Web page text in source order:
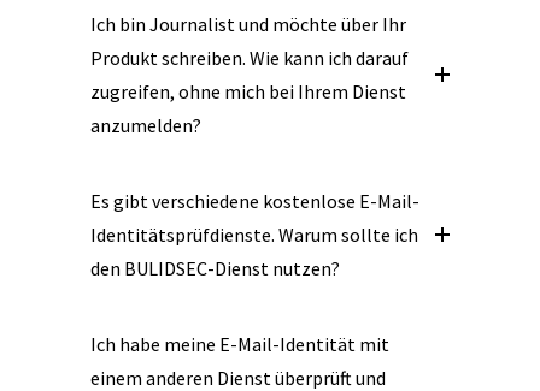
Ich bin Journalist und möchte über Ihr
Produkt schreiben. Wie kann ich darauf
zugreifen, ohne mich bei Ihrem Dienst
anzumelden?
Es gibt verschiedene kostenlose E-Mail-
Identitätsprüfdienste. Warum sollte ich
den BULIDSEC-Dienst nutzen?
Ich habe meine E-Mail-Identität mit
einem anderen Dienst überprüft und